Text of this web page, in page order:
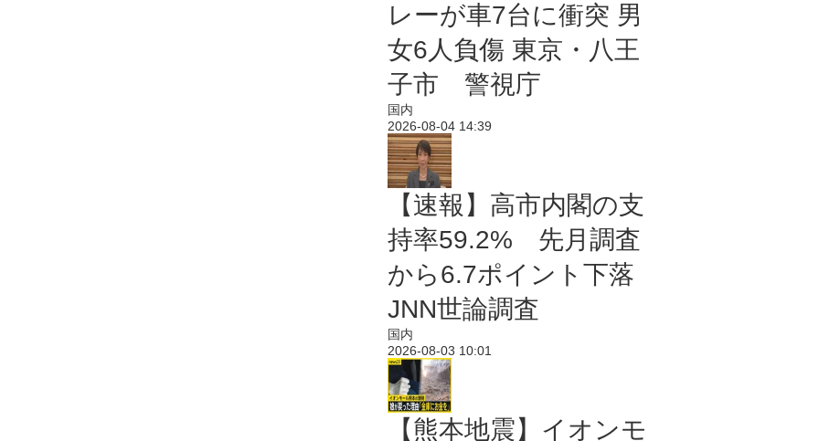
レーが車7台に衝突 男
女6人負傷 東京・八王
子市 警視庁
国内
2026-08-04 14:39
【速報】高市内閣の支
持率59.2% 先月調査
から6.7ポイント下落
JNN世論調査
国内
2026-08-03 10:01
【熊本地震】イオンモ